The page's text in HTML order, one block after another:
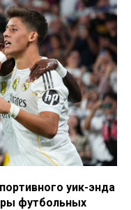
уик-энда
футбольных